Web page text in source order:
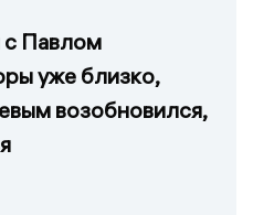
с Павлом
уже близко,
возобновился,